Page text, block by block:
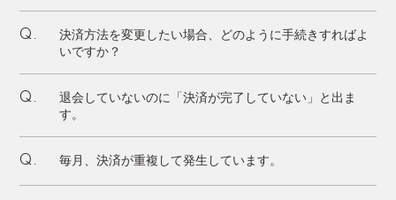
Q.
決済方法を変更したい場合、どのように手続きすればよ
いですか？
Q.
退会していないのに「決済が完了していない」と出ま
す。
Q. 毎月、決済が重複して発生しています。